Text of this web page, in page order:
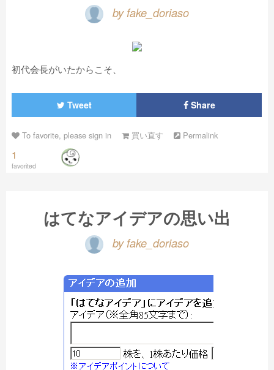
by fake_doriaso
初代会長がいたからこそ、
Tweet Share
To favorite, please sign in 買い直す Permalink
1
favorited
はてなアイデアの思い出
by fake_doriaso